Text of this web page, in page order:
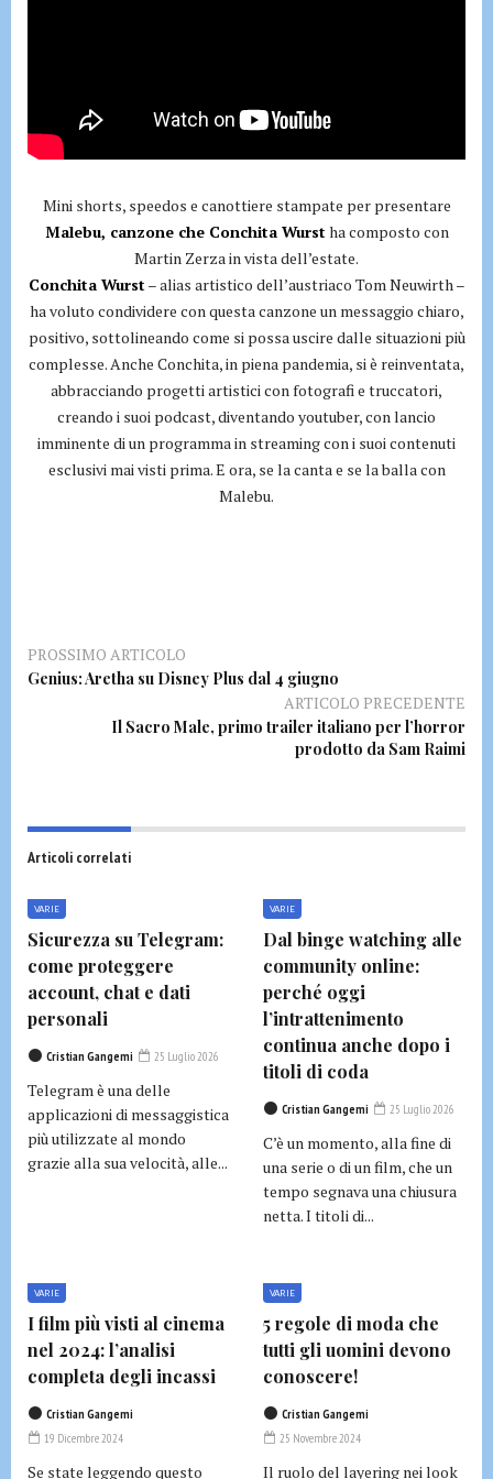
Mini shorts, speedos e canottiere stampate per presentare
Malebu, canzone che Conchita Wurstha composto con
Martin Zerza in vista dell’estate.
Conchita Wurst– alias artistico dell’austriaco Tom Neuwirth –
ha voluto condividere con questa canzone un messaggio chiaro,
positivo, sottolineando come si possa uscire dalle situazioni più
complesse. Anche Conchita, in piena pandemia, si è reinventata,
abbracciando progetti artistici con fotografi e truccatori,
creando i suoi podcast, diventando youtuber, con lancio
imminente di un programma in streaming con i suoi contenuti
esclusivi mai visti prima. E ora, se la canta e se la balla con
Malebu.
PROSSIMO ARTICOLO
Genius: Aretha su Disney Plus dal 4 giugno
ARTICOLO PRECEDENTE
Il Sacro Male, primo trailer italiano per l’horror
prodotto da Sam Raimi
Articoli correlati
VARIE
Sicurezza su Telegram:
come proteggere
account, chat e dati
personali
Cristian Gangemi 25 Luglio 2026
Telegram è una delle
applicazioni di messaggistica
più utilizzate al mondo
grazie alla sua velocità, alle...
VARIE
Dal binge watching alle
community online:
perché oggi
l’intrattenimento
continua anche dopo i
titoli di coda
Cristian Gangemi 25 Luglio 2026
C’è un momento, alla fine di
una serie o di un film, che un
tempo segnava una chiusura
netta. I titoli di...
VARIE
I film più visti al cinema
nel 2024: l’analisi
completa degli incassi
Cristian Gangemi
19 Dicembre 2024
Se state leggendo questo
VARIE
5 regole di moda che
tutti gli uomini devono
conoscere!
Cristian Gangemi
25 Novembre 2024
Il ruolo del layering nei look